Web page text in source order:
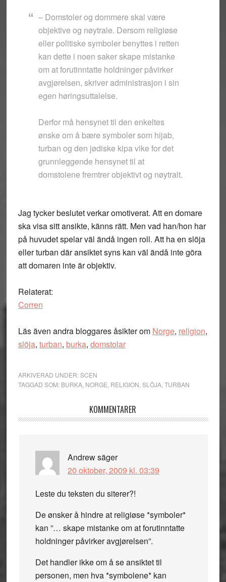
– Domstoler og dommere skal være
objektive og nøytrale. Dersom religiøse
eller politiske symboler benyttes i retten
kan dette i noen saker skape mistanke
om at forutinntatte holdninger påvirker
avgjørelsen, skriver administrasjon i sin
egen høringsuttalelse.
Derfor må hensynet til den enkeltes
ønske om å bære symboler som hijab,
turban og den jødiske kipa vike for det
grunnleggende hensynet til at
domstolene fremtrer objektivt og nøytralt.
Jag tycker beslutet verkar omotiverat. Att en domare
ska visa sitt ansikte, känns rätt. Men vad han/hon har
på huvudet spelar väl ändå ingen roll. Att ha en slöja
eller turban där ansiktet syns kan väl ändå inte göra
att domaren inte är objektiv.
Relaterat:
Corren
Läs även andra bloggares åsikter om Norge, religion,
slöja, turban, burka, domstolar
ARKIVERAD UNDER:SCEN
TAGGAD SOM: BURKA, NORGE RELIGION SLÖJA, TURBAN
Läsarkommentarer
KOMMENTARER
Andrewsäger
20 oktober, 2009 kl. 03:39
Leste du teksten du siterer?!
De ønsker å hindre at religiøse *symboler*
kan ”… skape mistanke om at forutinntatte
holdninger påvirker avgjørelsen”.
Det handler ikke om å se ansiktet til
personen, men hva *symbolene* kan